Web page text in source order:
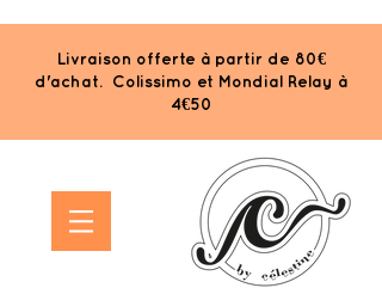
Livraison offerte à partir de 80€
d'achat. Colissimo et Mondial Relay à
4€50